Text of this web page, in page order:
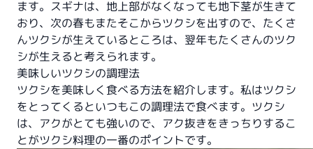
ます。スギナは、地上部がなくなっても地下茎が生きて
おり、次の春もまたそこからツクシを出すので、たくさ
んツクシが生えているところは、翌年もたくさんのツク
シが生えると考えられます。
美味しいツクシの調理法
ツクシを美味しく食べる方法を紹介します。私はツクシ
をとってくるといつもこの調理法で食べます。ツクシ
は、アクがとても強いので、アク抜きをきっちりするこ
とがツクシ料理の一番のポイントです。